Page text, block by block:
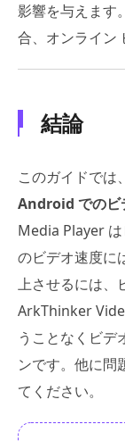
影響を与えます
合、オンライン
結論
このガイドでは
Android でのビ
Media Player
のビデオ速度に
上させるには、
ArkThinker
うことなくビデ
ンです。他に問
てください。